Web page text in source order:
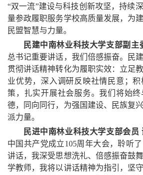
“双一流”建设与科技创新攻坚，持续
量参政履职服务学校高质量发展，为
民盟智慧与力量。
民建中南林业科技大学支部副主
总书记重要讲话，我们倍感振奋。民
贯彻讲话精神转化为履职实效：立足
业优势，深入调研反映社情民意；
策，扎实开展社会服务。我们将始
德，同向同行，为强国建设、民族复
派力量。
民进中南林业科技大学支部会员
中国共产党成立105周年大会，聆听
讲话，我深受思想洗礼、倍感振奋鼓
学教师，我将以讲话精神为指引，坚